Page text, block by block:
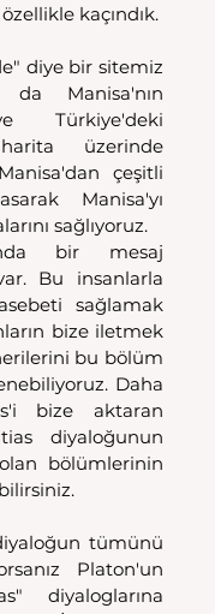
kaçındık.
diye bir sitemiz
Manisa'nın
Türkiye'deki
üzerinde
çeşitli
Manisa'yı
sağlıyoruz.
bir mesaj
Bu insanlarla
sağlamak
bize iletmek
bu bölüm
Daha
bize aktaran
diyaloğunun
bölümlerinin
tümünü
Platon'un
diyaloglarına